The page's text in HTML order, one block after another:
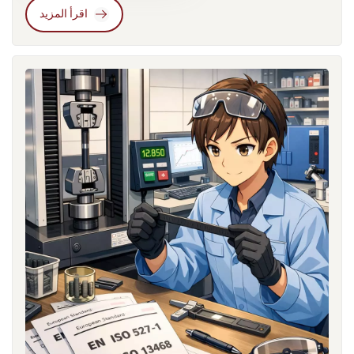
أصبحت أطر الامتثال العالمية للمواد أكثر صرامة. وقد وضعت لوائح
مثل REACH وRoHS وELV متطلبات بيئية أساسية للمواد المستخدمة
على سياسات اختيار المواد التي تتبناها شركات تصنيع السيارات
الأصلية. وتكتسب هذه التغييرات أهمية خاصة بالنسبة لـ مركبات البولي
أميد، والتي تستخدم على نطاق واسع في المكونات الكهربائية
والهيكلية داخل المركبات الكهربائية.من وجهة نظر هندسية، مواد
النايلون تُستخدم هذه المواد بشكل شائع في مكونات حزم البطاريات،
وأغلفة موصلات الجهد العالي، ووحدات إدارة الحرارة، والهياكل
الطرفية للمحركات الكهربائية. وبالمقارنة مع مركبات محركات
الاحتراق الداخلي التقليدية، فإن منصات المركبات الكهربائية تُعرّض
المواد لظروف تشغيل مختلفة. فغالبًا ما تتعرض المكونات القريبة من
وحدات البطاريات أو أنظمة القيادة الكهربائية لدرجات حرارة تشغيل
مستمرة تتجاوز 80-90 درجة مئوية، ودورات حرارية متكررة،
ومجالات كهربائية.في مثل هذه البيئات، يصبح استقرار العزل
الكهربائي على المدى الطويل بنفس أهمية القوة الميكانيكية. فعلى
سبيل المثال، يجب أن تحافظ أغلفة موصلات الجهد العالي على ثبات
أبعادها مع منع التسرب الكهربائي في ظروف الرطوبة العالية.
اقرأ المزيد